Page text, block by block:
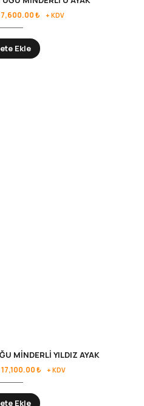
₺ + KDV
Ekle
MİNDERLİ YILDIZ AYAK
17,100.00₺ + KDV
Ekle